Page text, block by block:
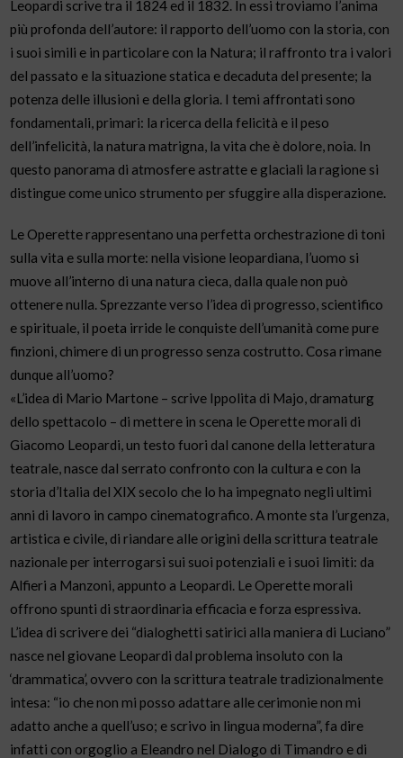
Leopardi scrive tra il 1824 ed il 1832. In essi troviamo l’anima
più profonda dell’autore: il rapporto dell’uomo con la storia, con
i suoi simili e in particolare con la Natura; il raffronto tra i valori
del passato e la situazione statica e decaduta del presente; la
potenza delle illusioni e della gloria. I temi affrontati sono
fondamentali, primari: la ricerca della felicità e il peso
dell’infelicità, la natura matrigna, la vita che è dolore, noia. In
questo panorama di atmosfere astratte e glaciali la ragione si
distingue come unico strumento per sfuggire alla disperazione.
Le Operette rappresentano una perfetta orchestrazione di toni
sulla vita e sulla morte: nella visione leopardiana, l’uomo si
muove all’interno di una natura cieca, dalla quale non può
ottenere nulla. Sprezzante verso l’idea di progresso, scientifico
e spirituale, il poeta irride le conquiste dell’umanità come pure
finzioni, chimere di un progresso senza costrutto. Cosa rimane
dunque all’uomo?
«L’idea di Mario Martone – scrive Ippolita di Majo, dramaturg
dello spettacolo – di mettere in scena le Operette morali di
Giacomo Leopardi, un testo fuori dal canone della letteratura
teatrale, nasce dal serrato confronto con la cultura e con la
storia d’Italia del XIX secolo che lo ha impegnato negli ultimi
anni di lavoro in campo cinematografico. A monte sta l’urgenza,
artistica e civile, di riandare alle origini della scrittura teatrale
nazionale per interrogarsi sui suoi potenziali e i suoi limiti: da
Alfieri a Manzoni, appunto a Leopardi. Le Operette morali
offrono spunti di straordinaria efficacia e forza espressiva.
L’idea di scrivere dei “dialoghetti satirici alla maniera di Luciano”
nasce nel giovane Leopardi dal problema insoluto con la
‘drammatica’, ovvero con la scrittura teatrale tradizionalmente
intesa: “io che non mi posso adattare alle cerimonie non mi
adatto anche a quell’uso; e scrivo in lingua moderna”, fa dire
infatti con orgoglio a Eleandro nel Dialogo di Timandro e di